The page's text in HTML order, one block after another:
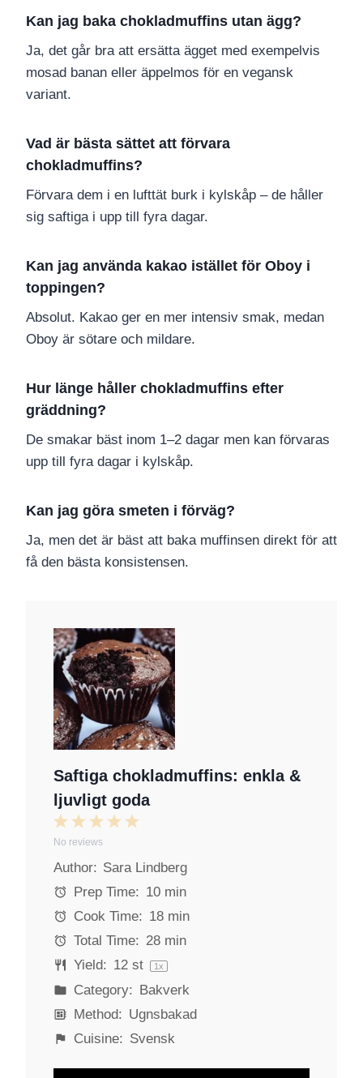
Kan jag baka chokladmuffins utan ägg?
Ja, det går bra att ersätta ägget med exempelvis
mosad banan eller äppelmos för en vegansk
variant.
Vad är bästa sättet att förvara
chokladmuffins?
Förvara dem i en lufttät burk i kylskåp – de håller
sig saftiga i upp till fyra dagar.
Kan jag använda kakao istället för Oboy i
toppingen?
Absolut. Kakao ger en mer intensiv smak, medan
Oboy är sötare och mildare.
Hur länge håller chokladmuffins efter
gräddning?
De smakar bäst inom 1–2 dagar men kan förvaras
upp till fyra dagar i kylskåp.
Kan jag göra smeten i förväg?
Ja, men det är bäst att baka muffinsen direkt för att
få den bästa konsistensen.
Saftiga chokladmuffins: enkla &
ljuvligt goda
5
t
r
4
t
a
r
s
3
t
a
r
s
2
S
t
a
r
s
1
S
t
a
No reviews
Author: Sara Lindberg
Prep Time: 10 min
Cook Time: 18 min
Total Time: 28 min
Yield: 12st 1x
Category: Bakverk
Method: Ugnsbakad
Cuisine: Svensk